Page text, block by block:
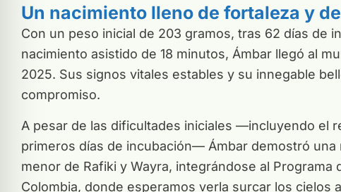
Un nacimiento lleno de fortaleza y
Con un peso inicial de 203 gramos, tras 62 días de
nacimiento asistido de 18 minutos, Ámbar llegó al
2025. Sus signos vitales estables y su innegable
compromiso.
A pesar de las dificultades iniciales —incluyendo el
primeros días de incubación— Ámbar demostró
menor de Rafiki y Wayra, integrándose al
Colombia, donde esperamos verla surcar los cielos